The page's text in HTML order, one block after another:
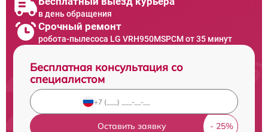
в день обращения
Срочный ремонт
робота-пылесоса LG VRH950MSPCM от 35 минут
Бесплатная консультация со
специалистом
Оставить заявку